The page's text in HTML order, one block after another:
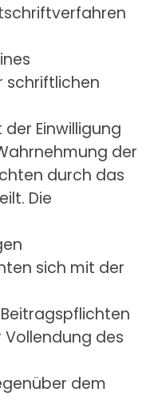
schriftlichen
Einwilligung
der
durch das
Die
sich mit der
Vollendung des
dem